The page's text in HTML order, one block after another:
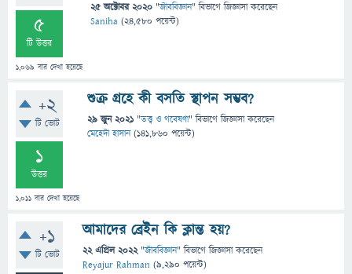
5
টি উত্তর
1,069 বার দেখা হয়েছে
25 অক্টোবর 2020 "জীববিজ্ঞান" বিভাগে জিজ্ঞাসাকরেছেন
Saniha (24,580 পয়েন্ট)
+2
টি ভোট
1
উত্তর
1,011 বার দেখা হয়েছে
শুক্র গ্রহে কী বসতি স্থাপন সম্ভব?
29 জুন 2021 "তত্ত্ব ও গবেষণা" বিভাগে জিজ্ঞাসাকরেছেন
মেহেদী হাসান (141,860 পয়েন্ট)
+1
টি ভোট
আমাদের ব্রেইন কি ক্লান্ত হয়?
22 এপ্রিল 2022 "জীববিজ্ঞান" বিভাগে জিজ্ঞাসাকরেছেন
Reyajur Rahman (9,290 পয়েন্ট)